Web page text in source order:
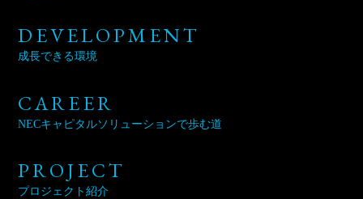
DEVELOPMENT
成長できる環境
CAREER
NECキャピタルソリューションで歩む道
PROJECT
プロジェクト紹介